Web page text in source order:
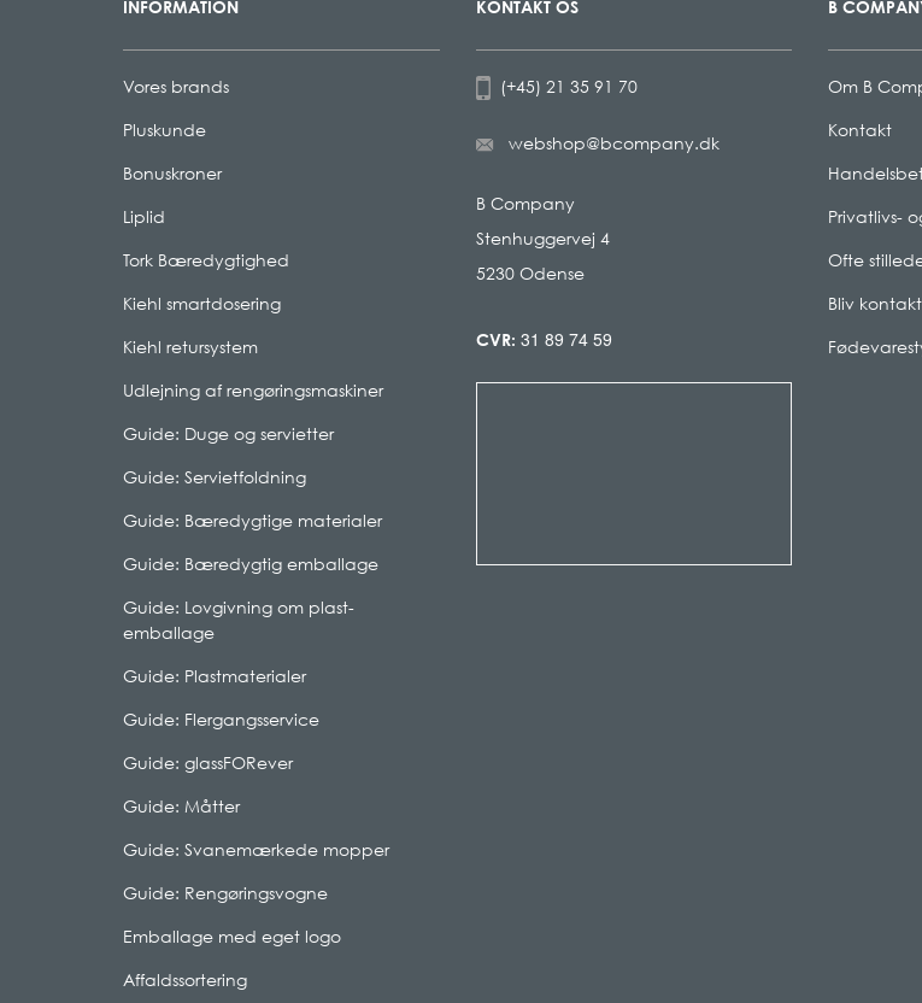
INFORMATION
Vores brands
Pluskunde
Bonuskroner
Liplid
Tork Bæredygtighed
Kiehl smartdosering
Kiehl retursystem
Udlejning af rengøringsmaskiner
Guide: Duge og servietter
Guide: Servietfoldning
Guide: Bæredygtige materialer
Guide: Bæredygtig emballage
Guide: Lovgivning om plast-
emballage
Guide: Plastmaterialer
Guide: Flergangsservice
Guide: glassFORever
Guide: Måtter
Guide: Svanemærkede mopper
Guide: Rengøringsvogne
Emballage med eget logo
Affaldssortering
KONTAKT OS
(+45) 21 35 91 70
webshop@bcompany.dk
B Company
Stenhuggervej 4
5230 Odense
CVR: 31 89 74 59
B
Om B
Kontakt
Privatlivs-
Ofte
Bliv